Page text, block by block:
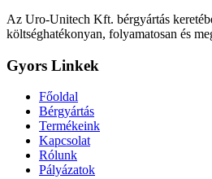
Az Uro-Unitech Kft. bérgyártás
költséghatékonyan, folyamatosan és
Gyors Linkek
Főoldal
Bérgyártás
Termékeink
Kapcsolat
Rólunk
Pályázatok